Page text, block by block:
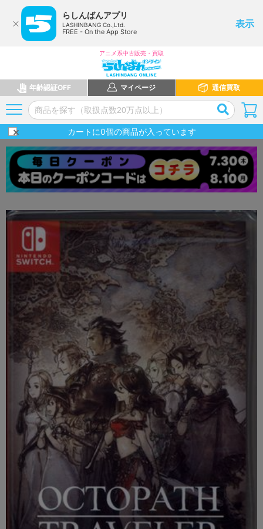
らしんばんアプリ
LASHINBANG Co.,Ltd.
FREE - On the App Store
表示
アニメ系中古販売・買取
年齢認証OFF マイページ 通信買取
カートに0個の商品が入っています